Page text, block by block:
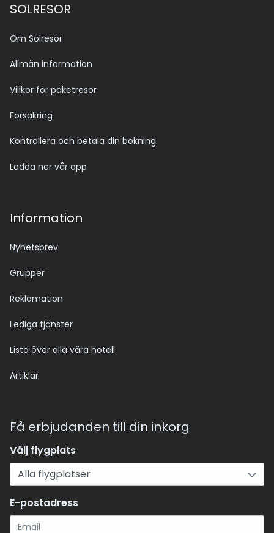
SOLRESOR
Om Solresor
Allmän information
Villkor för paketresor
Försäkring
Kontrollera och betala din bokning
Ladda ner vår app
Information
Nyhetsbrev
Grupper
Reklamation
Lediga tjänster
Lista över alla våra hotell
Artiklar
Få erbjudanden till din inkorg
Välj flygplats
E-postadress